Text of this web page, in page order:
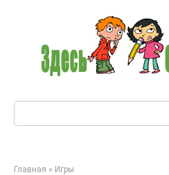
Поиск:
Главная » Игры